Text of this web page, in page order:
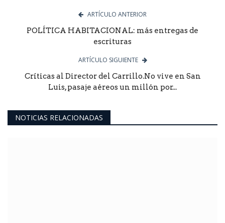
ARTÍCULO ANTERIOR
POLÍTICA HABITACIONAL: más entregas de
escrituras
ARTÍCULO SIGUIENTE
Críticas al Director del Carrillo.No vive en San
Luis, pasaje aéreos un millón por...
NOTICIAS RELACIONADAS